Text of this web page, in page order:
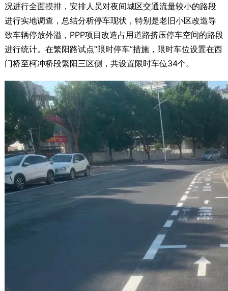
况进行全面摸排，安排人员对夜间城区交通流量较小的路段
进行实地调查，总结分析停车现状，特别是老旧小区改造导
致车辆停放外溢，PPP项目改造占用道路挤压停车空间的路段
进行统计。在繁阳路试点“限时停车”措施，限时车位设置在西
门桥至柯冲桥段繁阳三区侧，共设置限时车位34个。